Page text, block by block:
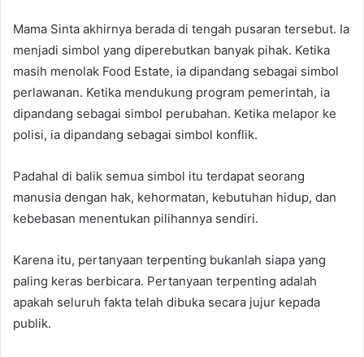
Mama Sinta akhirnya berada di tengah pusaran tersebut. Ia
menjadi simbol yang diperebutkan banyak pihak. Ketika
masih menolak Food Estate, ia dipandang sebagai simbol
perlawanan. Ketika mendukung program pemerintah, ia
dipandang sebagai simbol perubahan. Ketika melapor ke
polisi, ia dipandang sebagai simbol konflik.
Padahal di balik semua simbol itu terdapat seorang
manusia dengan hak, kehormatan, kebutuhan hidup, dan
kebebasan menentukan pilihannya sendiri.
Karena itu, pertanyaan terpenting bukanlah siapa yang
paling keras berbicara. Pertanyaan terpenting adalah
apakah seluruh fakta telah dibuka secara jujur kepada
publik.